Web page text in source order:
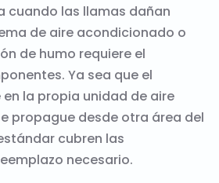
cuando las llamas dañan
de aire acondicionado o
de humo requiere el
Ya sea que el
la propia unidad de aire
propague desde otra área del
cubren las
necesario.